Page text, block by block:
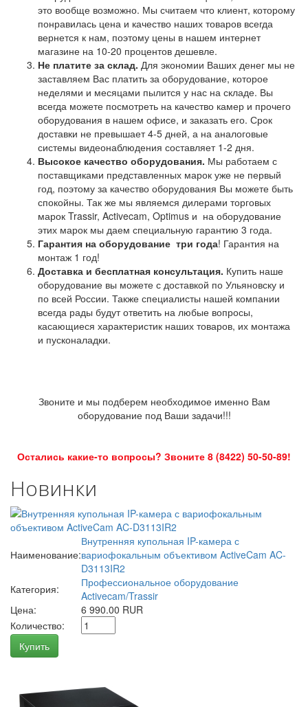
это вообще возможно. Мы считаем что клиент, которому
понравилась цена и качество наших товаров всегда
вернется к нам, поэтому цены в нашем интернет
магазине на 10-20 процентов дешевле.
Не платите за склад. Для экономии Ваших денег мы не
заставляем Вас платить за оборудование, которое
неделями и месяцами пылится у нас на складе. Вы
всегда можете посмотреть на качество камер и прочего
оборудования в нашем офисе, и заказать его. Срок
доставки не превышает 4-5 дней, а на аналоговые
системы видеонаблюдения составляет 1-2 дня.
Высокое качество оборудования. Мы работаем с
поставщиками представленных марок уже не первый
год, поэтому за качество оборудования Вы можете быть
спокойны. Так же мы являемся дилерами торговых
марок Trassir, Activecam, Optimus и на оборудование
этих марок мы даем специальную гарантию 3 года.
Гарантия на оборудование три года! Гарантия на
монтаж 1 год!
Доставка и бесплатная консультация. Купить наше
оборудование вы можете с доставкой по Ульяновску и
по всей России. Также специалисты нашей компании
всегда рады будут ответить на любые вопросы,
касающиеся характеристик наших товаров, их монтажа
и пусконаладки.
Звоните и мы подберем необходимое именно Вам
оборудование под Ваши задачи!!!
Остались какие-то вопросы? Звоните 8 (8422) 50-50-89!
Новинки
Наименование:
Внутренняя купольная IP-камера с
вариофокальным объективом ActiveCam AC-
D3113IR2
Категория:
Профессиональное оборудование
Activecam/Trassir
Цена:
6 990.00 RUR
Количество:
Купить